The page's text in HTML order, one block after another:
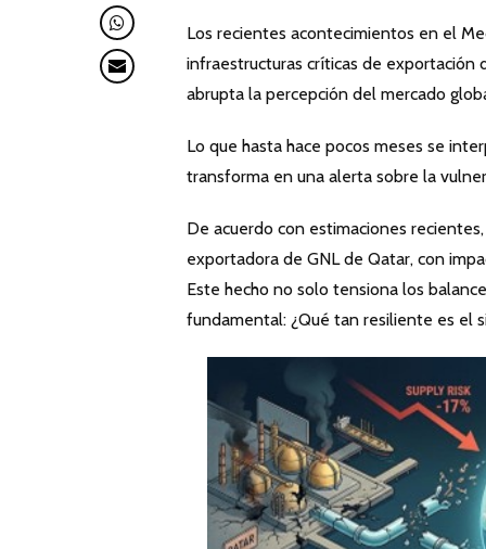
Los recientes acontecimientos en el
infraestructuras críticas de exportación
abrupta la percepción del mercado
Lo que hasta hace pocos meses se
transforma en una alerta sobre la
De acuerdo con estimaciones
exportadora de GNL de Qatar, con
Este hecho no solo tensiona los
fundamental: ¿Qué tan resiliente es el